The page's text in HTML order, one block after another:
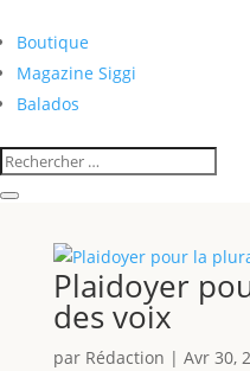
Boutique
Magazine Siggi
Balados
Plaidoyer
des voix
par Rédaction | Avr 30,